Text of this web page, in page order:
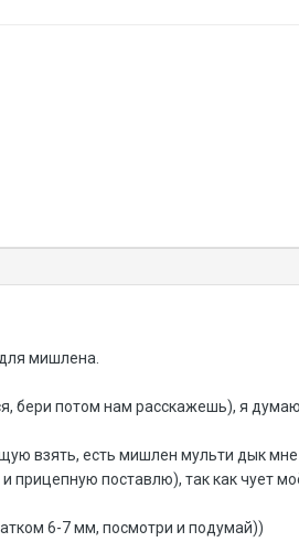
мишлена.
бери потом нам расскажешь), я
взять, есть мишлен мульти дык
прицепную поставлю), так как чует
6-7 мм, посмотри и подумай))